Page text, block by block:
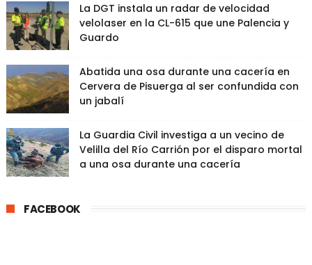
La DGT instala un radar de velocidad
velolaser en la CL-615 que une Palencia y
Guardo
Abatida una osa durante una cacería en
Cervera de Pisuerga al ser confundida con
un jabalí
La Guardia Civil investiga a un vecino de
Velilla del Río Carrión por el disparo mortal
a una osa durante una cacería
FACEBOOK